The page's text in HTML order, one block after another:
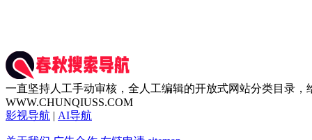
一直坚持人工手动审核，全人工编辑的开放式网站分类目录
WWW.CHUNQIUSS.COM
影视导航 | AI导航